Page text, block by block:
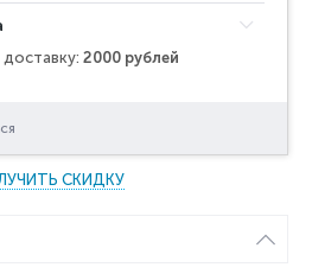
2000 рублей
СКИДКУ